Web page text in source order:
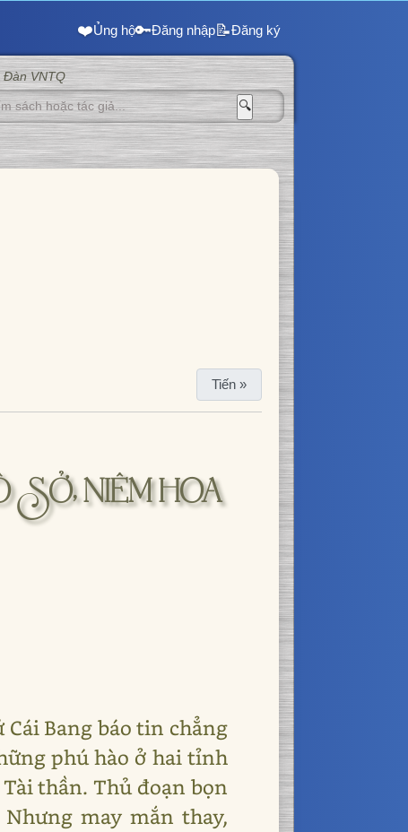
❤️Ủng hộ🔑Đăng nhập📝Đăng ký
Đàn VNTQ
🔍
Tiến »
SỞ, NIÊM HOA
Bang báo tin chẳng
phú hào ở hai tỉnh
Tài thần. Thủ đoạn bọn
may mắn thay,